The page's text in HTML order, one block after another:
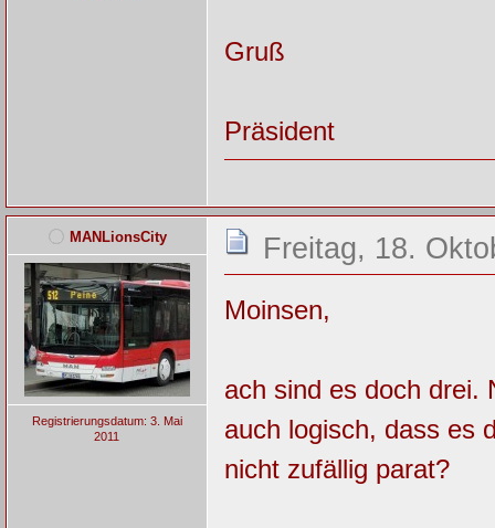
Gruß
Präsident
MANLionsCity
Registrierungsdatum: 3. Mai
2011
Freitag, 18.
Moinsen,
ach sind es doch drei.
auch logisch, dass es
nicht zufällig parat?